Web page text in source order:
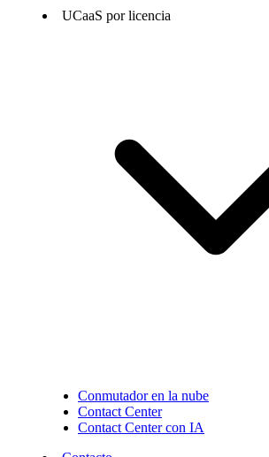
UCaaS por licencia
Conmutador en la nube
Contact Center
Contact Center con IA